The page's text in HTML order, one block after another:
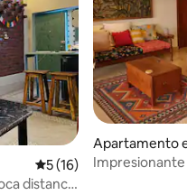
Calificación promedio: 5
5 (16)
distancia
Apartamento